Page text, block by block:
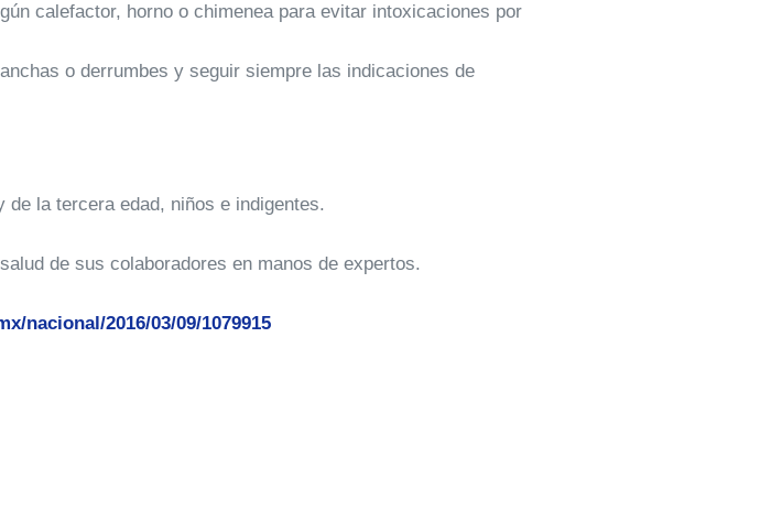
calefactor, horno o chimenea para evitar intoxicaciones por
o derrumbes y seguir siempre las indicaciones de
la tercera edad, niños e indigentes.
de sus colaboradores en manos de expertos.
nacional/2016/03/09/1079915